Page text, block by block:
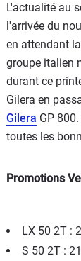
L'actualité au
l'arrivée du
en attendant
groupe italien
durant ce
Gilera en
Gilera GP
toutes les
Promotions
LX 50 2T :
S 50 2T :